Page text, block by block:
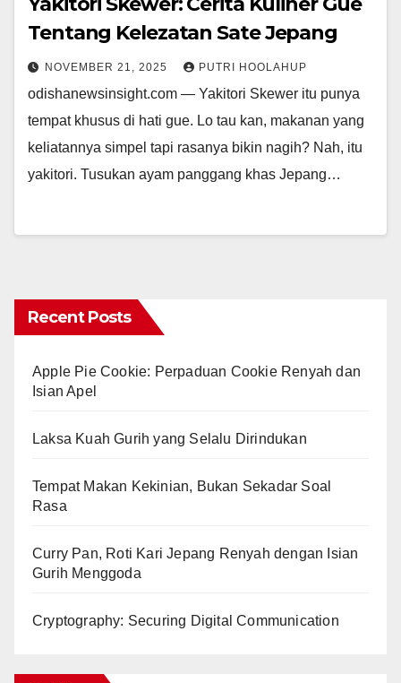
Tentang Kelezatan Sate Jepang
NOVEMBER 21, 2025 PUTRI HOOLAHUP
odishanewsinsight.com — Yakitori Skewer itu punya
tempat khusus di hati gue. Lo tau kan, makanan yang
keliatannya simpel tapi rasanya bikin nagih? Nah, itu
yakitori. Tusukan ayam panggang khas Jepang…
Recent Posts
Apple Pie Cookie: Perpaduan Cookie Renyah dan
Isian Apel
Laksa Kuah Gurih yang Selalu Dirindukan
Tempat Makan Kekinian, Bukan Sekadar Soal
Rasa
Curry Pan, Roti Kari Jepang Renyah dengan Isian
Gurih Menggoda
Cryptography: Securing Digital Communication